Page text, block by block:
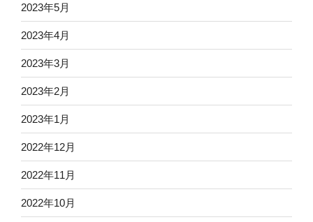
2023年5月
2023年4月
2023年3月
2023年2月
2023年1月
2022年12月
2022年11月
2022年10月